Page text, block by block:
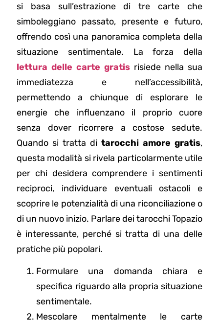
si basa sull’estrazione di tre carte che
simboleggiano passato, presente e futuro,
offrendo così una panoramica completa della
situazione sentimentale. La forza della
lettura delle carte gratis risiede nella sua
immediatezza e nell’accessibilità,
permettendo a chiunque di esplorare le
energie che influenzano il proprio cuore
senza dover ricorrere a costose sedute.
Quando si tratta di tarocchi amore gratis,
questa modalità si rivela particolarmente utile
per chi desidera comprendere i sentimenti
reciproci, individuare eventuali ostacoli e
scoprire le potenzialità di una riconciliazione o
di un nuovo inizio. Parlare dei tarocchi Topazio
è interessante, perché si tratta di una delle
pratiche più popolari.
Formulare una domanda chiara e
specifica riguardo alla propria situazione
sentimentale.
Mescolare mentalmente le carte